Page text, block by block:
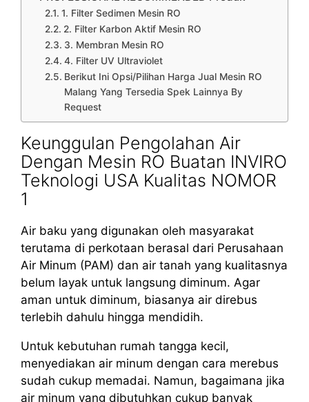
1. Filter Sedimen Mesin RO
2. Filter Karbon Aktif Mesin RO
3. Membran Mesin RO
4. Filter UV Ultraviolet
Berikut Ini Opsi/Pilihan Harga Jual Mesin RO
Malang Yang Tersedia Spek Lainnya By
Request
Keunggulan Pengolahan Air
Dengan Mesin RO Buatan INVIRO
Teknologi USA Kualitas NOMOR
1
Air baku yang digunakan oleh masyarakat
terutama di perkotaan berasal dari Perusahaan
Air Minum (PAM) dan air tanah yang kualitasnya
belum layak untuk langsung diminum. Agar
aman untuk diminum, biasanya air direbus
terlebih dahulu hingga mendidih.
Untuk kebutuhan rumah tangga kecil,
menyediakan air minum dengan cara merebus
sudah cukup memadai. Namun, bagaimana jika
air minum yang dibutuhkan cukup banyak